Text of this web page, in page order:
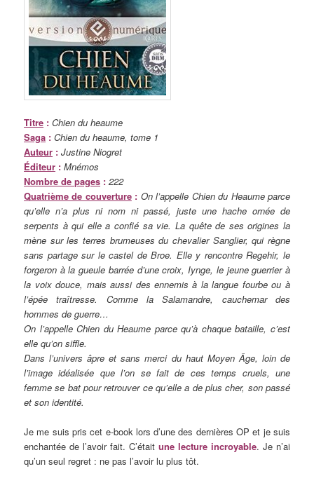
Titre : Chien du heaume
Saga : Chien du heaume, tome 1
Auteur :Justine Niogret
Éditeur : Mnémos
Nombre de pages : 222
Quatrième de couverture: On l’appelle Chien du Heaume parce
qu’elle n’a plus ni nom ni passé, juste une hache ornée de
serpents à qui elle a confié sa vie. La quête de ses origines la
mène sur les terres brumeuses du chevalier Sanglier, qui règne
sans partage sur le castel de Broe. Elle y rencontre Regehir, le
forgeron à la gueule barrée d’une croix, Iynge, le jeune guerrier à
la voix douce, mais aussi des ennemis à la langue fourbe ou à
l’épée traîtresse. Comme la Salamandre, cauchemar des
hommes de guerre…
On l’appelle Chien du Heaume parce qu’à chaque bataille, c’est
elle qu’on siffle.
Dans l’univers âpre et sans merci du haut Moyen Âge, loin de
l’image idéalisée que l’on se fait de ces temps cruels, une
femme se bat pour retrouver ce qu’elle a de plus cher, son passé
et son identité.
Je me suis pris cet e-book lors d’une des dernières OP et je suis
enchantée de l’avoir fait. C’était une lecture incroyable. Je n’ai
qu’un seul regret : ne pas l’avoir lu plus tôt.